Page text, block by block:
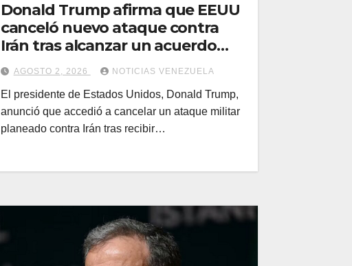
Donald Trump afirma que EEUU
canceló nuevo ataque contra
Irán tras alcanzar un acuerdo
preliminar
AGOSTO 2, 2026 NOTICIAS VENEZUELA
El presidente de Estados Unidos, Donald Trump,
anunció que accedió a cancelar un ataque militar
planeado contra Irán tras recibir…